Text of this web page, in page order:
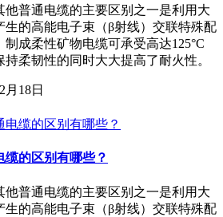
他普通电缆的主要区别之一是利用大
生的高能电子束（β射线）交联特殊配
成柔性矿物电缆可承受高达125°C
柔韧性的同时大大提高了耐火性。
月18日
的区别有哪些？
他普通电缆的主要区别之一是利用大
生的高能电子束（β射线）交联特殊配